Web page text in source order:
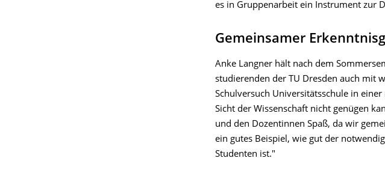
es in Gruppenarbeit ein Instrument zur
Gemeinsamer
Anke Langner hält nach dem
studie­ren­den der TU Dresden auch mit
Schulversuch Universitätsschule in
Sicht der Wissenschaft nicht genügen
und den Dozentinnen Spaß, da wir
ein gutes Beispiel, wie gut der
Studenten ist."